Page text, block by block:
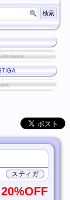
スティガ
20%OFF